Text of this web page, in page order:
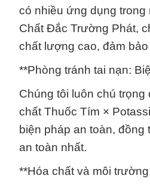
có nhiều ứng dụng
Chất Đắc Trường Phát,
chất lượng cao, đảm
**Phòng tránh tai nạn:
Chúng tôi luôn chú
chất Thuốc Tím ×
biện pháp an toàn,
an toàn nhất.
**Hóa chất và môi